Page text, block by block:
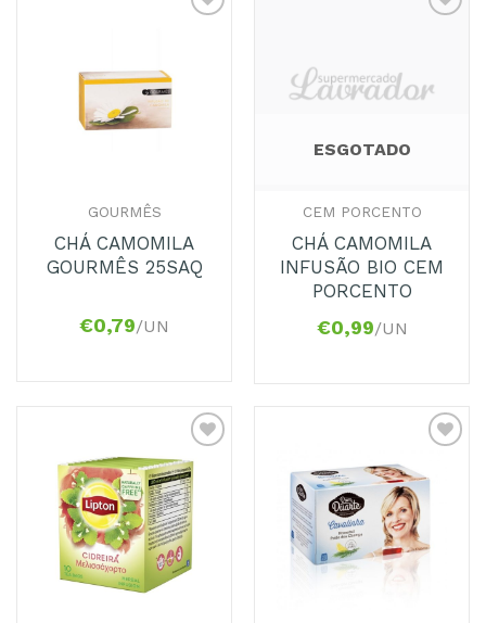
Favoritos
GOURMÊS
CHÁ CAMOMILA
GOURMÊS 25SAQ
€0,79/UN
Favoritos
ESGOTADO
CEM PORCENTO
CHÁ CAMOMILA
INFUSÃO BIO CEM
PORCENTO
€0,99/UN
Adicionar
aos
Favoritos
Adicionar
aos
Favoritos